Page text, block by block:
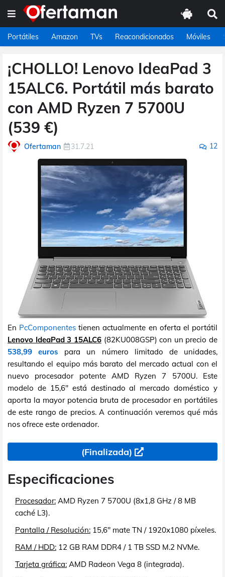
Portátiles Amazon TVs Reacondicionados Móviles
¡CHOLLO! Lenovo IdeaPad 3
15ALC6. Portátil más barato
con AMD Ryzen 7 5700U
(539 €)
Ofertaman 31.7.21 12
En PcComponentes tienen actualmente en oferta el portátil
Lenovo IdeaPad 3 15ALC6(82KU008GSP) con un precio de
538,99 euros para un número limitado de unidades,
resultando el equipo más barato del mercado actual con el
nuevo procesador potente AMD Ryzen 7 5700U. Este
modelo de 15,6" está destinado al mercado doméstico y
aporta la mayor potencia bruta de procesador en portátiles
de este rango de precios. A continuación veremos qué más
nos ofrece este ordenador.
(Finalizada)
Especificaciones
Procesador: AMD Ryzen 7 5700U (8x1,8 GHz / 8 MB
caché L3).
Pantalla / Resolución: 15,6" mate TN / 1920x1080 píxeles.
RAM / HDD: 12 GB RAM DDR4 / 1 TB SSD M.2 NVMe.
Tarjeta gráfica: AMD Radeon Vega 8 (integrada).